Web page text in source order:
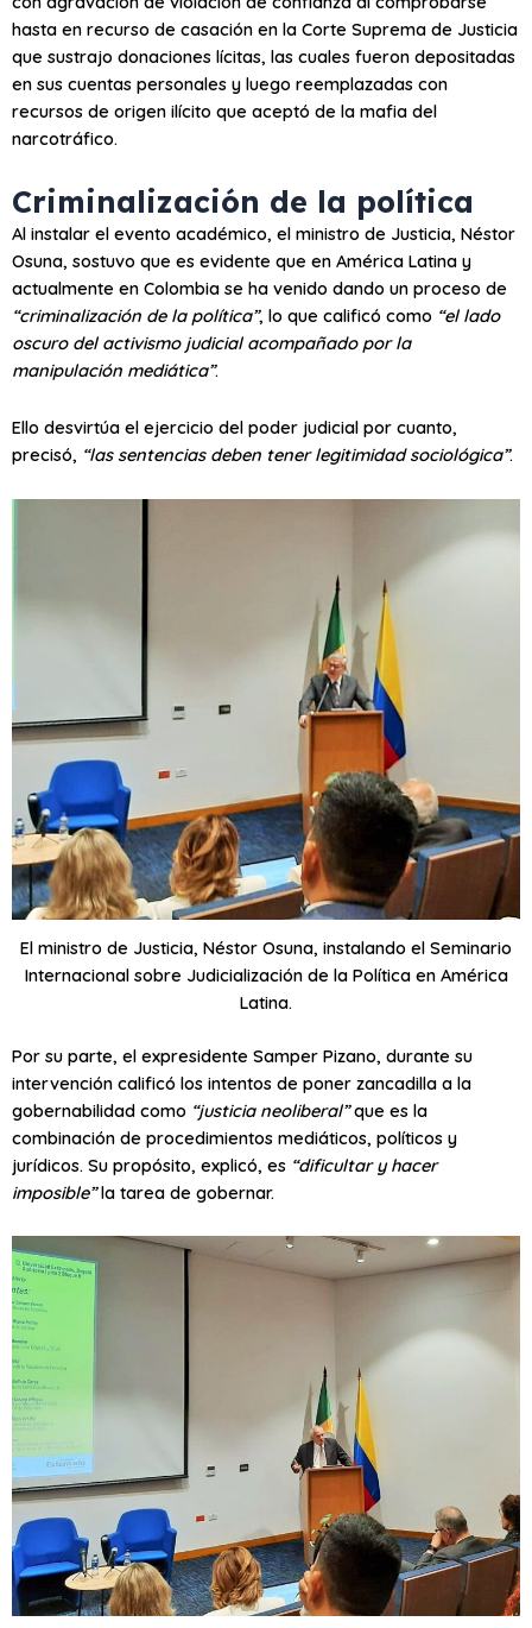
hasta en recurso de casación en la Corte Suprema de Justicia
que sustrajo donaciones lícitas, las cuales fueron depositadas
en sus cuentas personales y luego reemplazadas con
recursos de origen ilícito que aceptó de la mafia del
narcotráfico.
Criminalización de la política
Al instalar el evento académico, el ministro de Justicia, Néstor
Osuna, sostuvo que es evidente que en América Latina y
actualmente en Colombia se ha venido dando un proceso de
“criminalización de la política”, lo que calificó como “el lado
oscuro del activismo judicial acompañado por la
manipulación mediática”.
Ello desvirtúa el ejercicio del poder judicial por cuanto,
precisó, “las sentencias deben tener legitimidad sociológica”.
El ministro de Justicia, Néstor Osuna, instalando el Seminario
Internacional sobre Judicialización de la Política en América
Latina.
Por su parte, el expresidente Samper Pizano, durante su
intervención calificó los intentos de poner zancadilla a la
gobernabilidad como “justicia neoliberal”que es la
combinación de procedimientos mediáticos, políticos y
jurídicos. Su propósito, explicó, es “dificultar y hacer
imposible”la tarea de gobernar.